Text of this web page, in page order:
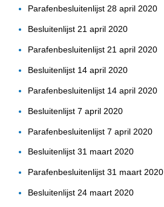
Parafenbesluitenlijst 28 april 2020
Besluitenlijst 21 april 2020
Parafenbesluitenlijst 21 april 2020
Besluitenlijst 14 april 2020
Parafenbesluitenlijst 14 april 2020
Besluitenlijst 7 april 2020
Parafenbesluitenlijst 7 april 2020
Besluitenlijst 31 maart 2020
Parafenbesluitenlijst 31 maart 2020
Besluitenlijst 24 maart 2020